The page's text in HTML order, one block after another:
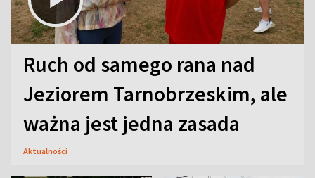
Ruch od samego rana nad
Jeziorem Tarnobrzeskim, ale
ważna jest jedna zasada
Aktualności